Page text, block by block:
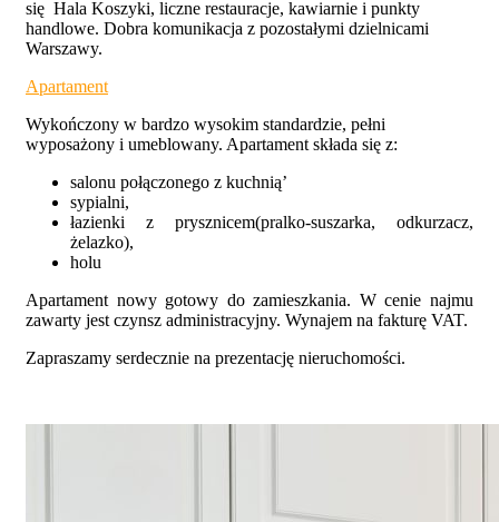
się Hala Koszyki, liczne restauracje, kawiarnie i punkty
handlowe. Dobra komunikacja z pozostałymi dzielnicami
Warszawy.
Apartament
Wykończony w bardzo wysokim standardzie, pełni
wyposażony i umeblowany. Apartament składa się z:
salonu połączonego z kuchnią’
sypialni,
łazienki z prysznicem(pralko-suszarka, odkurzacz,
żelazko),
holu
Apartament nowy gotowy do zamieszkania. W cenie najmu
zawarty jest czynsz administracyjny. Wynajem na fakturę VAT.
Zapraszamy serdecznie na prezentację nieruchomości.